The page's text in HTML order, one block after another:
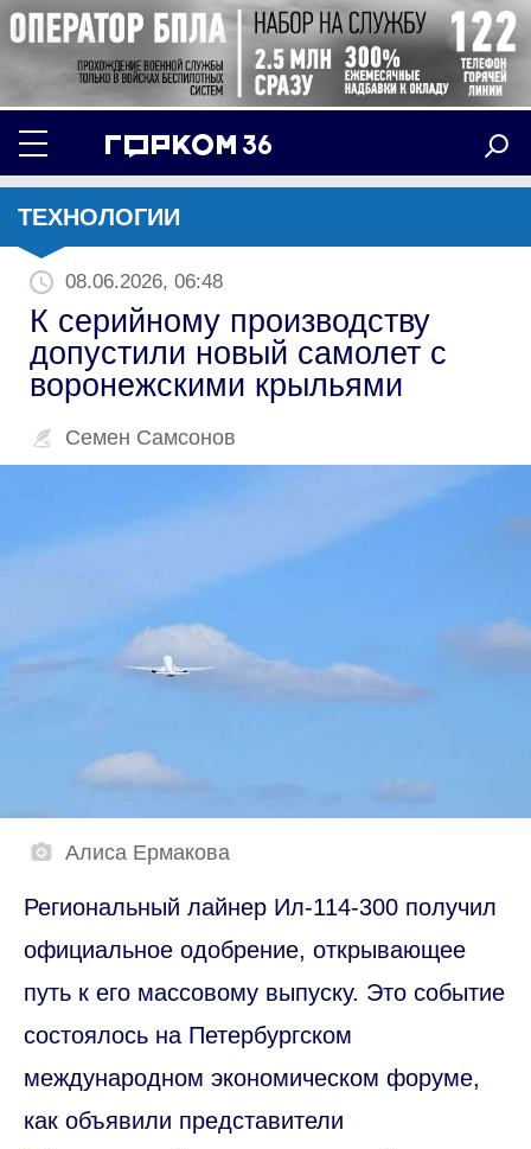
ТЕХНОЛОГИИ
08.06.2026, 06:48
К серийному производству
допустили новый самолет с
воронежскими крыльями
Семен Самсонов
Алиса Ермакова
Региональный лайнер Ил-114-300 получил
официальное одобрение, открывающее
путь к его массовому выпуску. Это событие
состоялось на Петербургском
международном экономическом форуме,
как объявили представители